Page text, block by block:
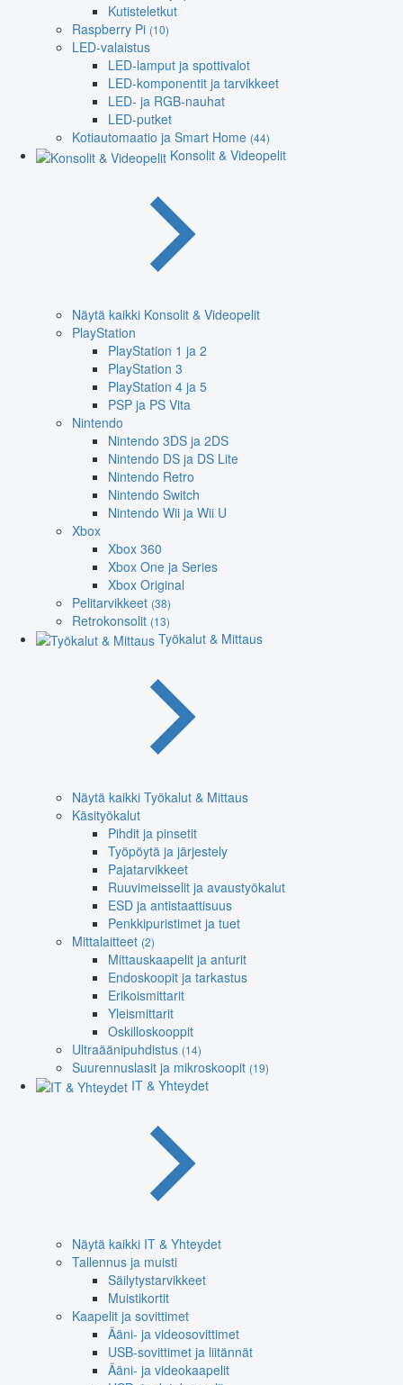
Kutisteletkut
Raspberry Pi (10)
LED-valaistus
LED-lamput ja spottivalot
LED-komponentit ja tarvikkeet
LED- ja RGB-nauhat
LED-putket
Kotiautomaatio ja Smart Home (44)
Konsolit & Videopelit
Näytä kaikki Konsolit & Videopelit
PlayStation
PlayStation 1 ja 2
PlayStation 3
PlayStation 4 ja 5
PSP ja PS Vita
Nintendo
Nintendo 3DS ja 2DS
Nintendo DS ja DS Lite
Nintendo Retro
Nintendo Switch
Nintendo Wii ja Wii U
Xbox
Xbox 360
Xbox One ja Series
Xbox Original
Pelitarvikkeet (38)
Retrokonsolit (13)
Työkalut & Mittaus
Näytä kaikki Työkalut & Mittaus
Käsityökalut
Pihdit ja pinsetit
Työpöytä ja järjestely
Pajatarvikkeet
Ruuvimeisselit ja avaustyökalut
ESD ja antistaattisuus
Penkkipuristimet ja tuet
Mittalaitteet (2)
Mittauskaapelit ja anturit
Endoskoopit ja tarkastus
Erikoismittarit
Yleismittarit
Oskilloskooppit
Ultraäänipuhdistus (14)
Suurennuslasit ja mikroskoopit (19)
IT & Yhteydet
Näytä kaikki IT & Yhteydet
Tallennus ja muisti
Säilytystarvikkeet
Muistikortit
Kaapelit ja sovittimet
Ääni- ja videosovittimet
USB-sovittimet ja liitännät
Ääni- ja videokaapelit